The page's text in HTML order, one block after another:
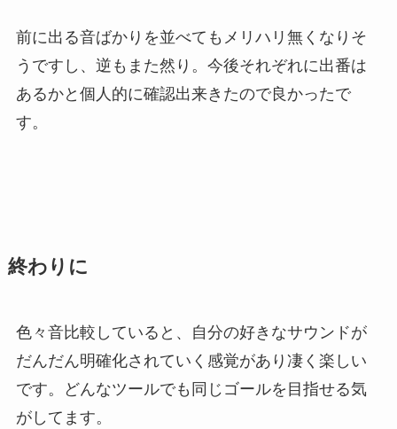
前に出る音ばかりを並べてもメリハリ無くなりそ
うですし、逆もまた然り。今後それぞれに出番は
あるかと個人的に確認出来きたので良かったで
す。
終わりに
色々音比較していると、自分の好きなサウンドが
だんだん明確化されていく感覚があり凄く楽しい
です。どんなツールでも同じゴールを目指せる気
がしてます。